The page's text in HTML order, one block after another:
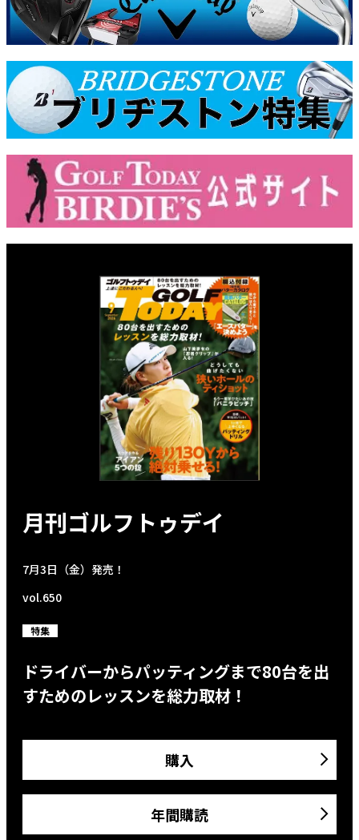
月刊ゴルフトゥデイ
7月3日（金）発売！
vol.650
特集
ドライバーからパッティングまで80台を出
すためのレッスンを総力取材！
購入
年間購読